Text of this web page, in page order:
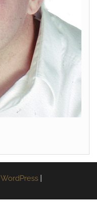
WordPress